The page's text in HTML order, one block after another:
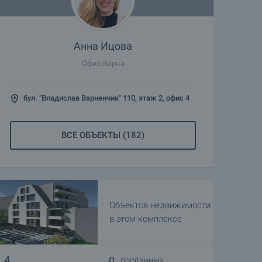
Анна Ицова
Офис Варна
бул. "Владислав Варненчик" 110, этаж 2, офис 4
ВСЕ ОБЪЕКТЫ (182)
Объектов недвижимости
в этом комплексе